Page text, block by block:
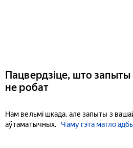
Пацвердзіце, што запыты
не робат
Нам вельмі шкада, але запыты з
аўтаматычных.
Чаму гэта магло